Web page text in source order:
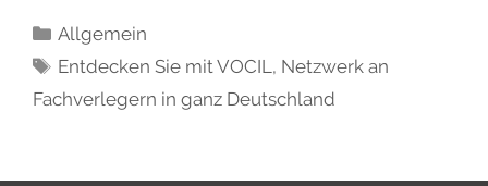
Allgemein
Entdecken Sie mit VOCIL, Netzwerk an
Fachverlegern in ganz Deutschland